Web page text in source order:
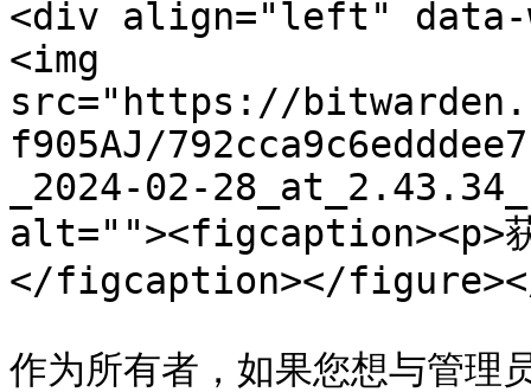
<div align="left" data-
<img
src="https://
f905AJ/
_2024-02-
alt=""><figcaption><p>
</figcaption></
作为所有者，如果您想与管